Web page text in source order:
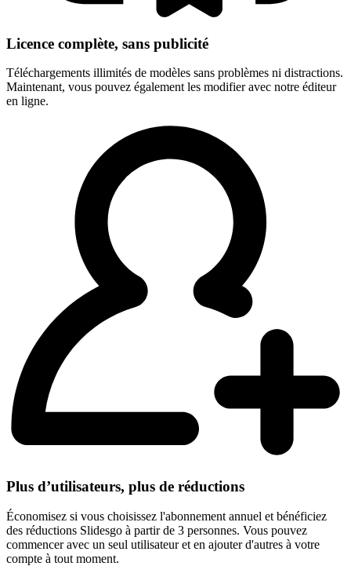
Licence complète, sans publicité
Téléchargements illimités de modèles sans problèmes ni distractions.
Maintenant, vous pouvez également les modifier avec notre éditeur
en ligne.
Plus d’utilisateurs, plus de réductions
Économisez si vous choisissez l'abonnement annuel et bénéficiez
des réductions Slidesgo à partir de 3 personnes. Vous pouvez
commencer avec un seul utilisateur et en ajouter d'autres à votre
compte à tout moment.